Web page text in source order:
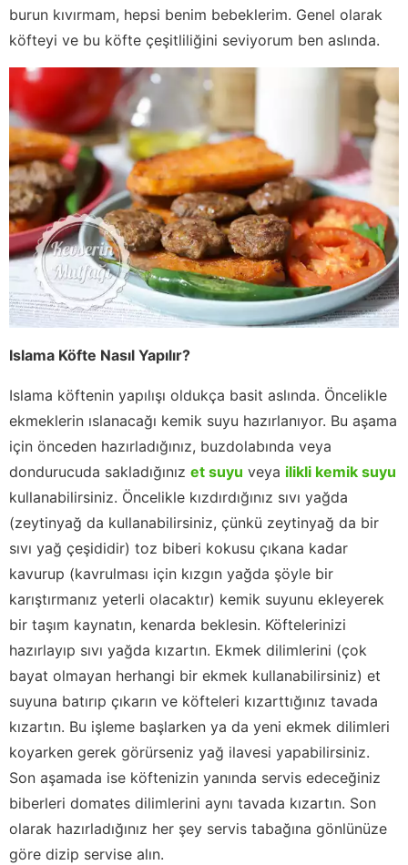
burun kıvırmam, hepsi benim bebeklerim. Genel olarak
köfteyi ve bu köfte çeşitliliğini seviyorum ben aslında.
Islama Köfte Nasıl Yapılır?
Islama köftenin yapılışı oldukça basit aslında. Öncelikle
ekmeklerin ıslanacağı kemik suyu hazırlanıyor. Bu aşama
için önceden hazırladığınız, buzdolabında veya
dondurucuda sakladığınız et suyu veya ilikli kemik suyu
kullanabilirsiniz. Öncelikle kızdırdığınız sıvı yağda
(zeytinyağ da kullanabilirsiniz, çünkü zeytinyağ da bir
sıvı yağ çeşididir) toz biberi kokusu çıkana kadar
kavurup (kavrulması için kızgın yağda şöyle bir
karıştırmanız yeterli olacaktır) kemik suyunu ekleyerek
bir taşım kaynatın, kenarda beklesin. Köftelerinizi
hazırlayıp sıvı yağda kızartın. Ekmek dilimlerini (çok
bayat olmayan herhangi bir ekmek kullanabilirsiniz) et
suyuna batırıp çıkarın ve köfteleri kızarttığınız tavada
kızartın. Bu işleme başlarken ya da yeni ekmek dilimleri
koyarken gerek görürseniz yağ ilavesi yapabilirsiniz.
Son aşamada ise köftenizin yanında servis edeceğiniz
biberleri domates dilimlerini aynı tavada kızartın. Son
olarak hazırladığınız her şey servis tabağına gönlünüze
göre dizip servise alın.